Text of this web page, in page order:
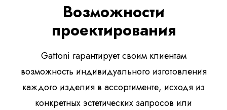
Возможности
проектирования
Gattoni гарантирует своим клиентам
возможность индивидуального изготовления
каждого изделия в ассортименте, исходя из
конкретных эстетических запросов или